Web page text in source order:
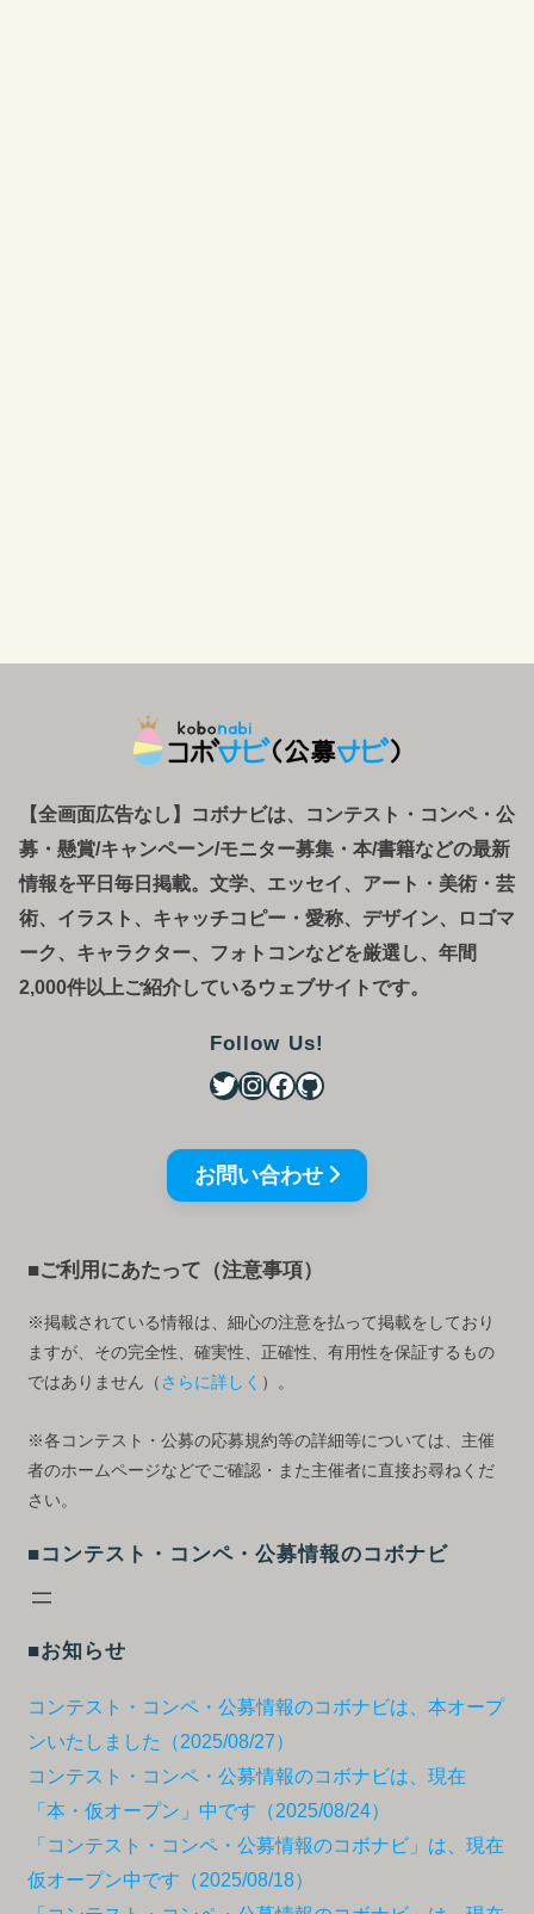
【全画面広告なし】コボナビは、コンテスト・コンペ・ 公
募 ・ 懸賞/キャンペーン/モニター募集・本/書籍などの最新
情報を平日毎日掲載。文学、エッセイ、アート・美術・芸
術、イラスト、キャッチコピー・愛称、デザイン、ロゴマ
ーク、キャラクター、フォトコンなどを厳選し、年間
2,000件以上ご紹介しているウェブサイトです。
Follow Us!
お問い合わせ
■ご利用にあたって（注意事項）
※掲載されている情報は、細心の注意を払って掲載をしており
ますが、その完全性、確実性、正確性、有用性を保証するもの
ではありません（ さらに詳しく ）。
※各コンテスト・公募の応募規約等の詳細等については、主催
者のホームページなどでご確認・また主催者に直接お尋ねくだ
さい。
■コンテスト・コンペ・公募情報のコボナビ
■お知らせ
コンテスト・コンペ・公募情報のコボナビは、本オープ
ンいたしました（2025/08/27）
コンテスト・コンペ・公募情報のコボナビは、現在
「本・仮オープン」中です（2025/08/24）
「コンテスト・コンペ・公募情報のコボナビ」は、現在
仮オープン中です（2025/08/18）